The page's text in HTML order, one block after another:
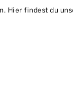
Hier findest du